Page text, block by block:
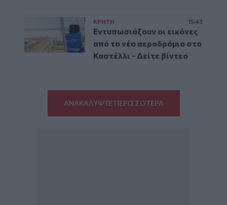
ΚΡΗΤΗ 15:43
Εντυπωσιάζουν οι εικόνες
από το νέο αεροδρόμιο στο
Καστέλλι - Δείτε βίντεο
ΑΝΑΚΑΛΥΨΤΕ ΠΕΡΙΣΣΟΤΕΡΑ